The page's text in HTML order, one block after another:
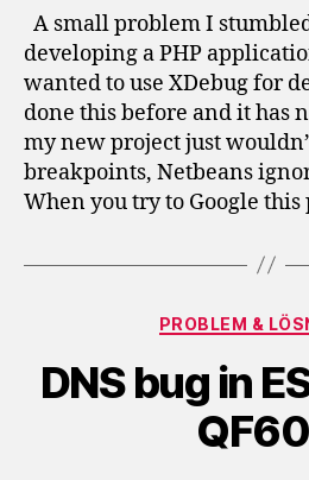
A small problem I
developing a PHP
wanted to use XDebug for
done this before and it has
my new project just
breakpoints, Netbeans
When you try to Google
PROBLEM &
DNS bug in